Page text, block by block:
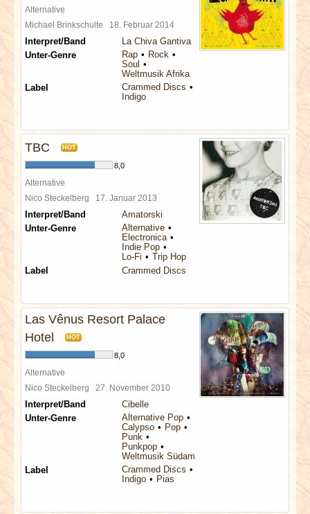
Alternative
Michael Brinkschulte 18. Februar 2014
Interpret/Band
La Chiva Gantiva
Unter-Genre
Rap
Rock
Soul
Weltmusik Afrika
Label
Crammed Discs
Indigo
TBC HOT
8,0
Alternative
Nico Steckelberg 17. Januar 2013
Interpret/Band
Amatorski
Unter-Genre
Alternative
Electronica
Indie Pop
Lo-Fi
Trip Hop
Label
Crammed Discs
Las Vênus Resort Palace
Hotel
HOT
8,0
Alternative
Nico Steckelberg 27. November 2010
Interpret/Band
Cibelle
Unter-Genre
Alternative Pop
Calypso
Pop
Punk
Punkpop
Weltmusik Südamerika
Label
Crammed Discs
Indigo
Pias